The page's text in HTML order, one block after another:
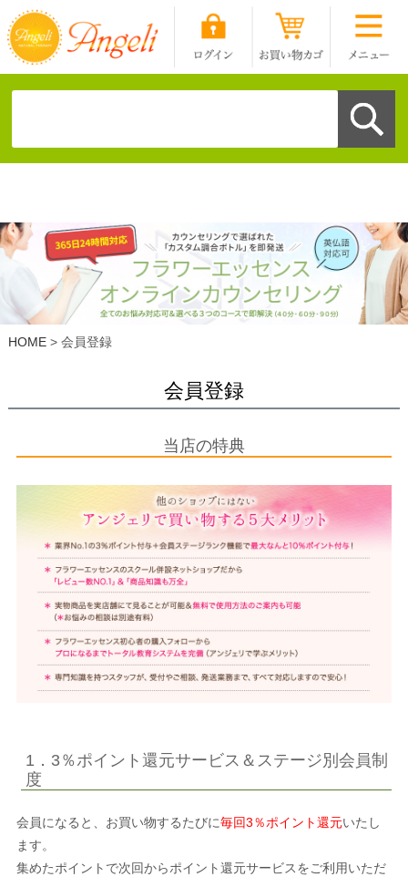
HOME 会員登録
会員登録
当店の特典
1．3％ポイント還元サービス＆ステージ別会員制
度
会員になると、お買い物するたびに毎回3％ポイント還元いたし
ます。
集めたポイントで次回からポイント還元サービスをご利用いただ